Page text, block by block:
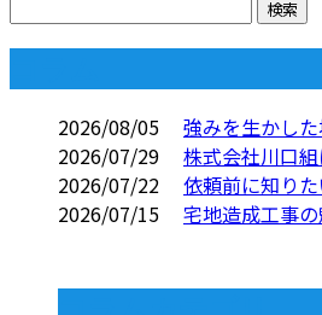
2026/08/05
強みを生かし
2026/07/29
株式会社川口
2026/07/22
依頼前に知り
2026/07/15
宅地造成工事